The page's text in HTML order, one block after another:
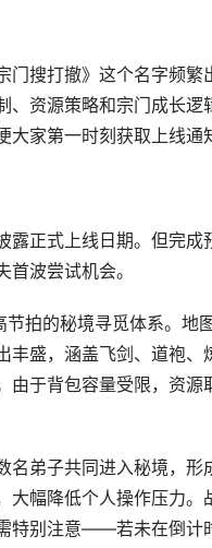
搜打撤》这个名字频
资源策略和宗门成长
家第一时刻获取上线通
露正式上线日期。但完
波尝试机会。
拍的秘境寻觅体系。地
盛，涵盖飞剑、道袍
于背包容量受限，资
弟子共同进入秘境，
幅降低个人操作压力
特别注意——若未在倒计